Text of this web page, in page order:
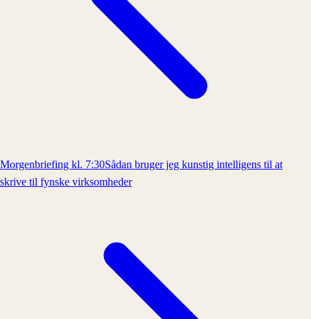
Morgenbriefing kl. 7:30Sådan bruger jeg kunstig intelligens til at
skrive til fynske virksomheder